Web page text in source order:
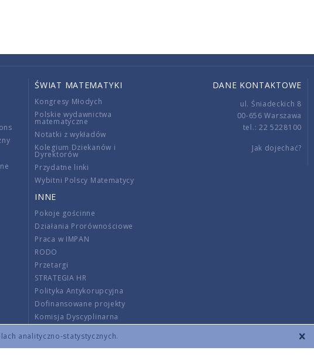
analityczno-statystycznych.
ŚWIAT MATEMATYKI
Kongresy Młodych
Polskie wydawnictwa
matematyczne
Notatki z wykładów
Kolegium Dziekanów i
Dyrektorów
Przydatne linki
Wybitni Polscy Matematycy
INNE
Pokoje gościnne
Działania Prorównościowe
Praca w IMPAN
RODO
Przetargi
STRATEGIA HR
Polityka Antykorupcyjna
Dofinansowane projekty
Komisja Dyscyplinarna
Wnoszenie opłat
DANE KONTAKTOWE
ul. Śniadeckich 8
00-656 Warszawa
tel.: 22 5228100
Jak dojechać?